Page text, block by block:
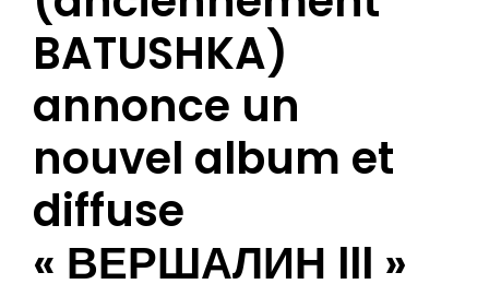
BATUSHKA)
annonce un
nouvel album et
diffuse
« ВЕРШАЛИН III »